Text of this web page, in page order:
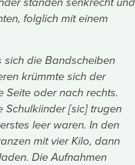
folglich mit einem
sich die Bandscheiben
krümmte sich der
Seite oder nach rechts.
Schulkiinder [sic] trugen
leer waren. In den
mit vier Kilo, dann
Die Aufnahmen